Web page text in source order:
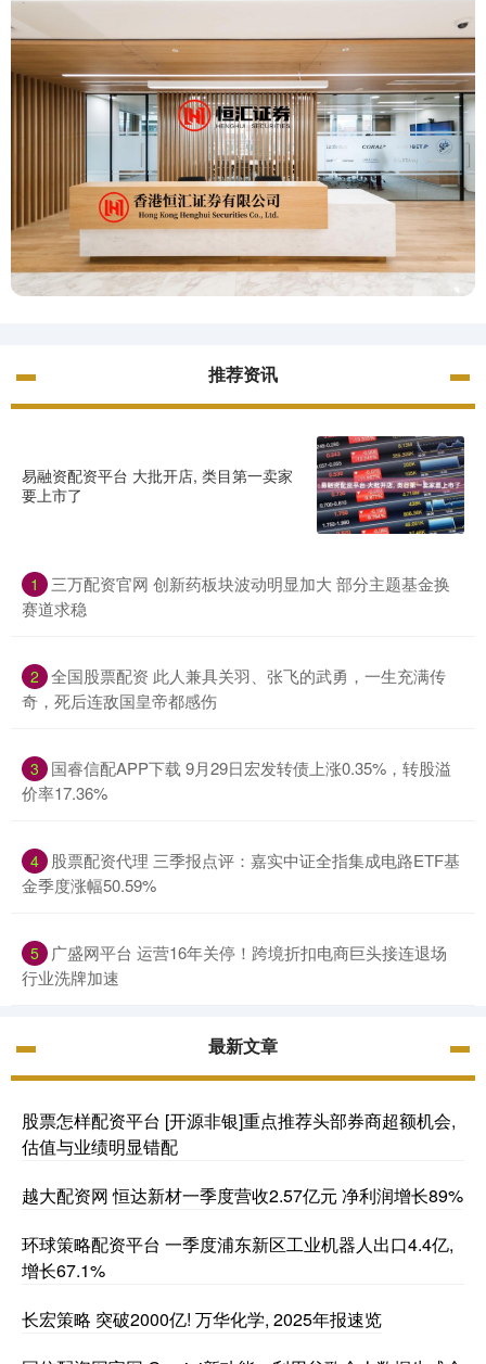
推荐资讯
易融资配资平台 大批开店, 类目第一卖家
要上市了
1
三万配资官网 创新药板块波动明显加大 部分主题基金换
赛道求稳
2 全国股票配资 此人兼具关羽、张飞的武勇，一生充满传
奇，死后连敌国皇帝都感伤
3
国睿信配APP下载 9月29日宏发转债上涨0.35%，转股溢
价率17.36%
4 股票配资代理 三季报点评：嘉实中证全指集成电路ETF基
金季度涨幅50.59%
5 广盛网平台 运营16年关停！跨境折扣电商巨头接连退场
行业洗牌加速
最新文章
股票怎样配资平台 [开源非银]重点推荐头部券商超额机会,
估值与业绩明显错配
越大配资网 恒达新材一季度营收2.57亿元 净利润增长89%
环球策略配资平台 一季度浦东新区工业机器人出口4.4亿,
增长67.1%
长宏策略 突破2000亿! 万华化学, 2025年报速览